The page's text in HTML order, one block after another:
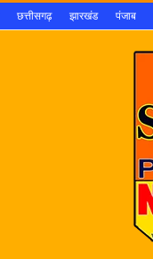
छत्तीसगढ़ झारखंड पंजाब